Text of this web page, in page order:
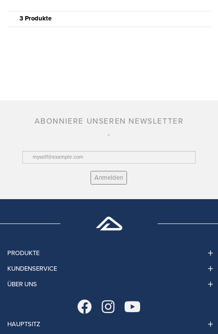
3 Produkte
ABONNIERE UNSEREN NEWSLETTER
Anmelden
PRODUKTE
KUNDENSERVICE
ÜBER UNS
HAUPTSITZ